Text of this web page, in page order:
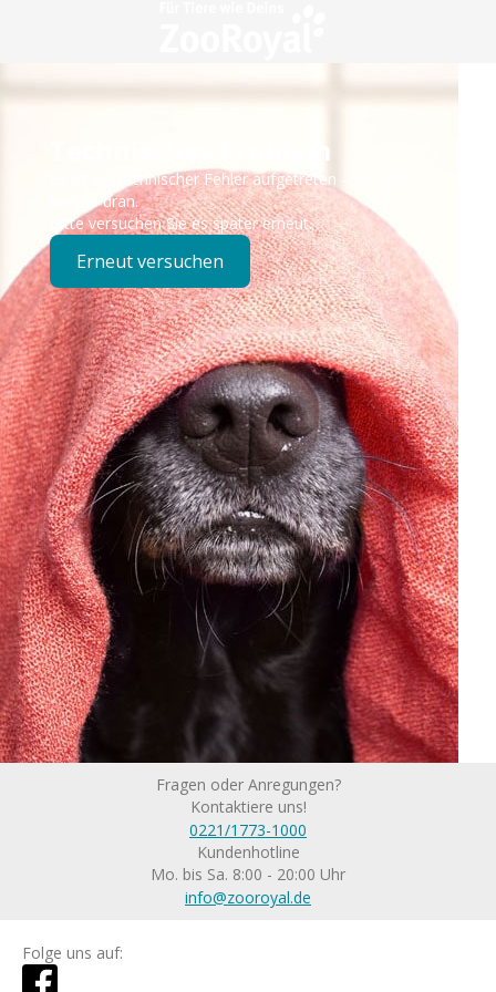
Technisches Problem
Es ist ein technischer Fehler aufgetreten – wir sind
bereits dran.
Bitte versuchen Sie es später erneut.
Erneut versuchen
Fragen oder Anregungen?
Kontaktiere uns!
0221/1773-1000
Kundenhotline
Mo. bis Sa. 8:00 - 20:00 Uhr
info@zooroyal.de
Folge uns auf: